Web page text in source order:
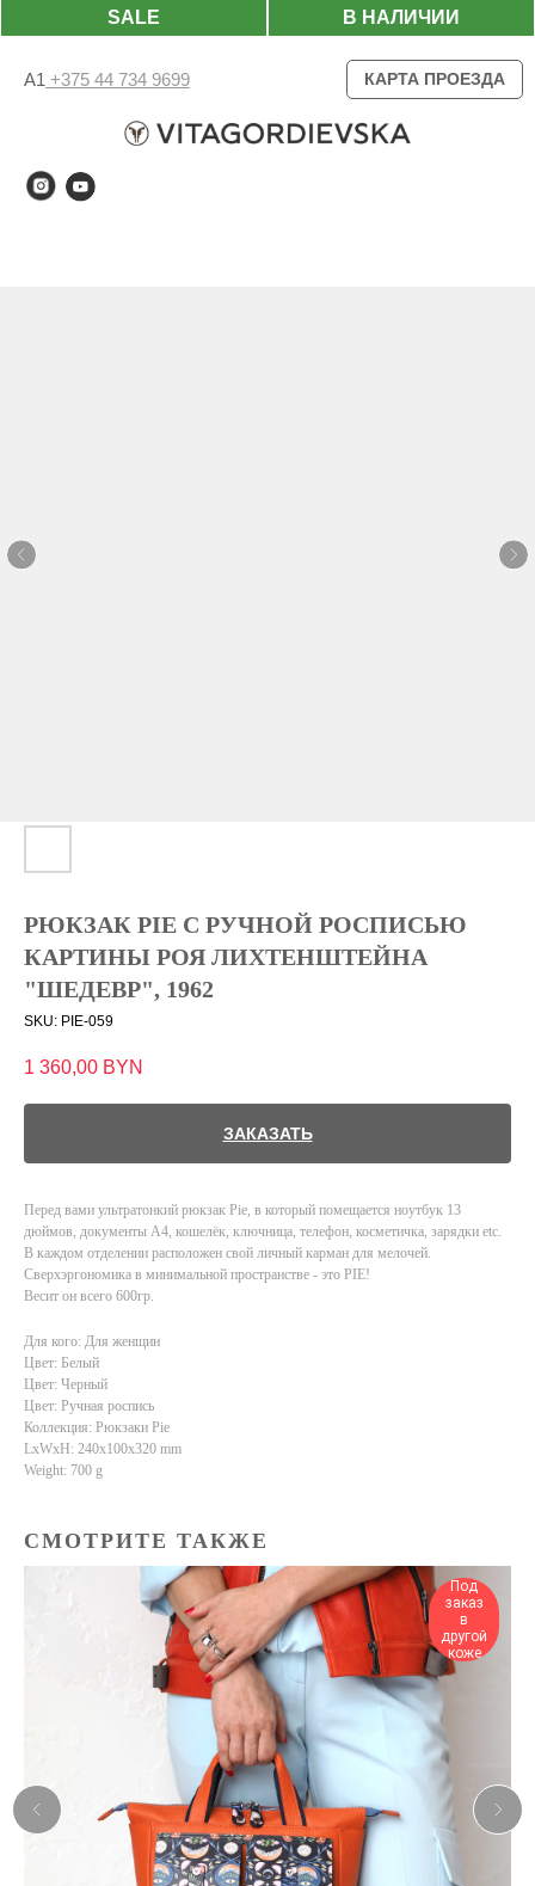
В НАЛИЧИИ
SALE
А1 +375 44 734 9699 КАРТА ПРОЕЗДА
РЮКЗАК PIE С РУЧНОЙ РОСПИСЬЮ
КАРТИНЫ РОЯ ЛИХТЕНШТЕЙНА
"ШЕДЕВР", 1962
SKU: PIE-059
1 360,00 BYN
ЗАКАЗАТЬ
Перед вами ультратонкий рюкзак Pie, в который помещается ноутбук 13
дюймов, документы А4, кошелёк, ключница, телефон, косметичка, зарядки etc.
В каждом отделении расположен свой личный карман для мелочей.
Сверхэргономика в минимальной пространстве - это PIE!
Весит он всего 600гр.
Для кого: Для женщин
Цвет: Белый
Цвет: Черный
Цвет: Ручная роспись
Коллекция: Рюкзаки Pie
LxWxH: 240x100x320 mm
Weight: 700 g
СМОТРИТЕ ТАКЖЕ
Под
заказ
в
другой
коже